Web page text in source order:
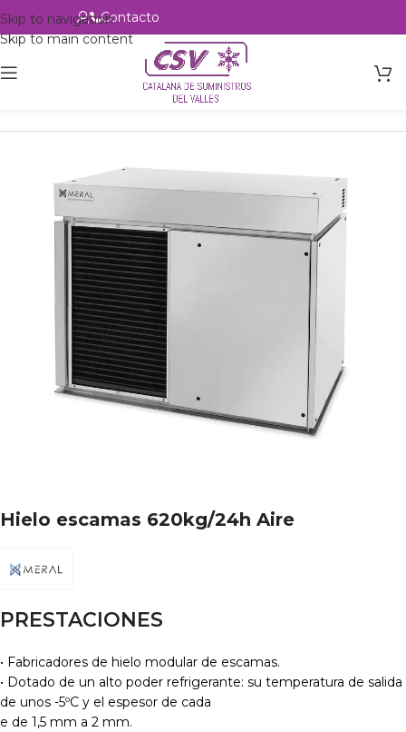
Skip to navigation
Skip to main content
Contacto
Hostelería Maquinas de hielo
Hielo escamas 620kg/24h Aire
PRESTACIONES
• Fabricadores de hielo modular de escamas.
• Dotado de un alto poder refrigerante: su temperatura de salida
de unos -5ºC y el espesor de cada
e de 1,5 mm a 2 mm.